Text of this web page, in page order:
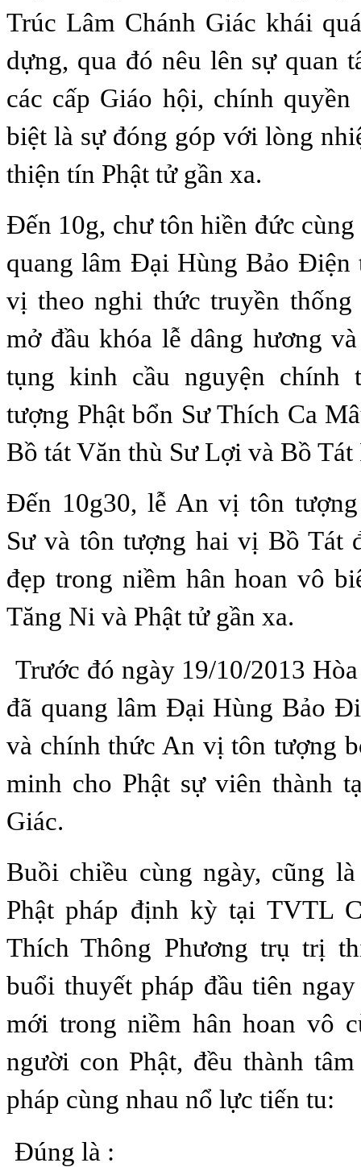
Trúc Lâm Chánh Giác khái
dựng, qua đó nêu lên sự quan
các cấp Giáo hội, chính quyền
biệt là sự đóng góp với lòng
thiện tín Phật tử gần xa.
Đến 10g, chư tôn hiền đức
quang lâm Đại Hùng Bảo Điện
vị theo nghi thức truyền thống
mở đầu khóa lễ dâng hương
tụng kinh cầu nguyện chính
tượng Phật bổn Sư Thích Ca
Bồ tát Văn thù Sư Lợi và Bồ Tát
Đến 10g30, lễ An vị tôn
Sư và tôn tượng hai vị Bồ Tát
đẹp trong niềm hân hoan vô
Tăng Ni và Phật tử gần xa.
Trước đó ngày 19/10/2013
đã quang lâm Đại Hùng Bảo
và chính thức An vị tôn tượng
minh cho Phật sự viên thành
Giác.
Buồi chiều cùng ngày, cũng
Phật pháp định kỳ tại TVTL
Thích Thông Phương trụ trị
buổi thuyết pháp đầu tiên
mới trong niềm hân hoan vô
người con Phật, đều thành
pháp cùng nhau nổ lực tiến tu:
Đúng là :